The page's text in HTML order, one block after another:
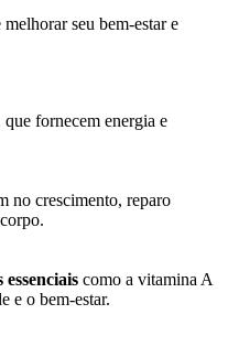
seu bem-estar e
que fornecem energia e
no crescimento, reparo
como a vitamina A
e o bem-estar.